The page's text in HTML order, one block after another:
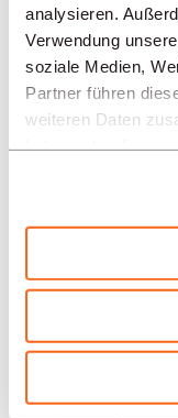
analysieren.
Verwendung
soziale Medien,
Partner führen
weiteren Daten
Angebote in